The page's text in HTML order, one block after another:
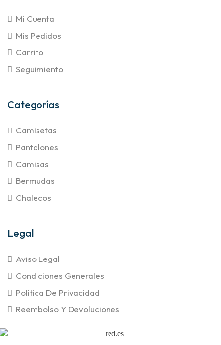
Mi Cuenta
Mis Pedidos
Carrito
Seguimiento
Categorías
Camisetas
Pantalones
Camisas
Bermudas
Chalecos
Legal
Aviso Legal
Condiciones Generales
Política De Privacidad
Reembolso Y Devoluciones